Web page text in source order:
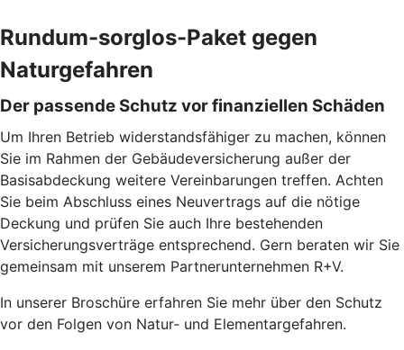
Rundum-sorglos-Paket gegen
Naturgefahren
Der passende Schutz vor finanziellen Schäden
Um Ihren Betrieb widerstandsfähiger zu machen, können
Sie im Rahmen der Gebäudeversicherung außer der
Basisabdeckung weitere Vereinbarungen treffen. Achten
Sie beim Abschluss eines Neuvertrags auf die nötige
Deckung und prüfen Sie auch Ihre bestehenden
Versicherungsverträge entsprechend. Gern beraten wir Sie
gemeinsam mit unserem Partnerunternehmen R+V.
In unserer Broschüre erfahren Sie mehr über den Schutz
vor den Folgen von Natur- und Elementargefahren.